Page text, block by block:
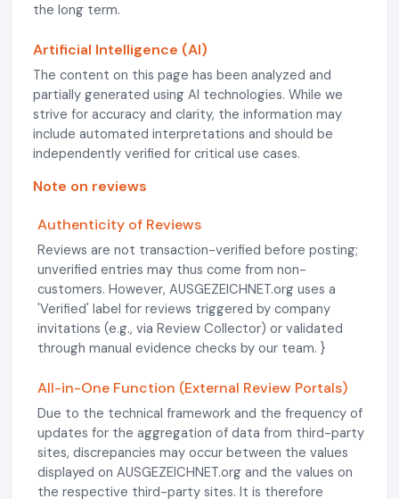
the long term.
Artificial Intelligence (AI)
The content on this page has been analyzed and
partially generated using AI technologies. While we
strive for accuracy and clarity, the information may
include automated interpretations and should be
independently verified for critical use cases.
Note on reviews
Authenticity of Reviews
Reviews are not transaction-verified before posting;
unverified entries may thus come from non-
customers. However, AUSGEZEICHNET.org uses a
'Verified' label for reviews triggered by company
invitations (e.g., via Review Collector) or validated
through manual evidence checks by our team. }
All-in-One Function (External Review Portals)
Due to the technical framework and the frequency of
updates for the aggregation of data from third-party
sites, discrepancies may occur between the values
displayed on AUSGEZEICHNET.org and the values on
the respective third-party sites. It is therefore